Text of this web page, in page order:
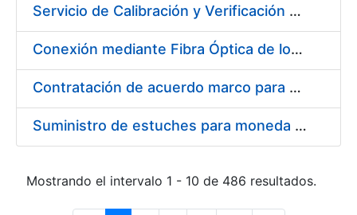
Servicio de Calibración y Verificación Externa de los Equipos de Medición del Servicio de Prevención de la FNMT-RCM
Conexión mediante Fibra Óptica de los Centros de Proceso de Datos (CPDs) de las sedes de la FNMT-RCM de Burgos y Madrid
Contratación de acuerdo marco para el Suministro de Material de Electricidad para la Fábrica Nacional de Moneda y Timbre-Real Casa de la Moneda en su centro de trabajo de Burgos
Suministro de estuches para moneda de 30 €
Mostrando el intervalo 1 - 10 de 486 resultados.